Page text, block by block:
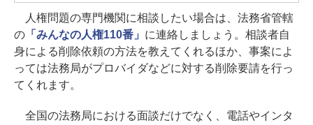
人権問題の専門機関に相談したい場合は、法務省管轄
の 「みんなの人権110番」 に連絡しましょう。相談者自
身による削除依頼の方法を教えてくれるほか、事案によ
っては法務局がプロバイダなどに対する削除要請を行っ
てくれます。
全国の法務局における面談だけでなく、電話やインタ